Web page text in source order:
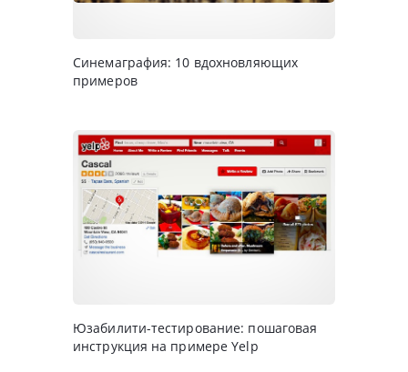
Синемаграфия: 10 вдохновляющих
примеров
Юзабилити-тестирование: пошаговая
инструкция на примере Yelp